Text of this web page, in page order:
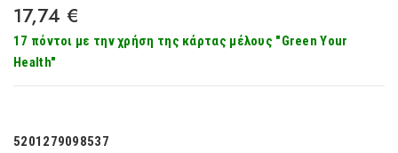
17,74 €
5201279098537
17 πόντοι με την χρήση της κάρτας μέλους "Green Your
Health"